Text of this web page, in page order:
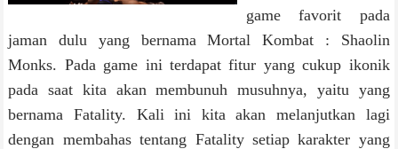
game favorit pada
jaman dulu yang bernama Mortal Kombat : Shaolin
Monks. Pada game ini terdapat fitur yang cukup ikonik
pada saat kita akan membunuh musuhnya, yaitu yang
bernama Fatality. Kali ini kita akan melanjutkan lagi
dengan membahas tentang Fatality setiap karakter yang